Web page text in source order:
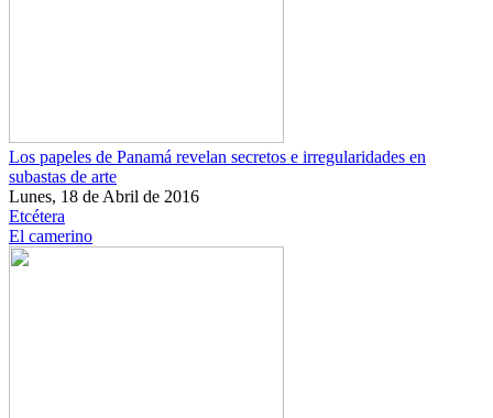
Los papeles de Panamá revelan secretos e irregularidades en
subastas de arte
Lunes, 18 de Abril de 2016
Etcétera
El camerino